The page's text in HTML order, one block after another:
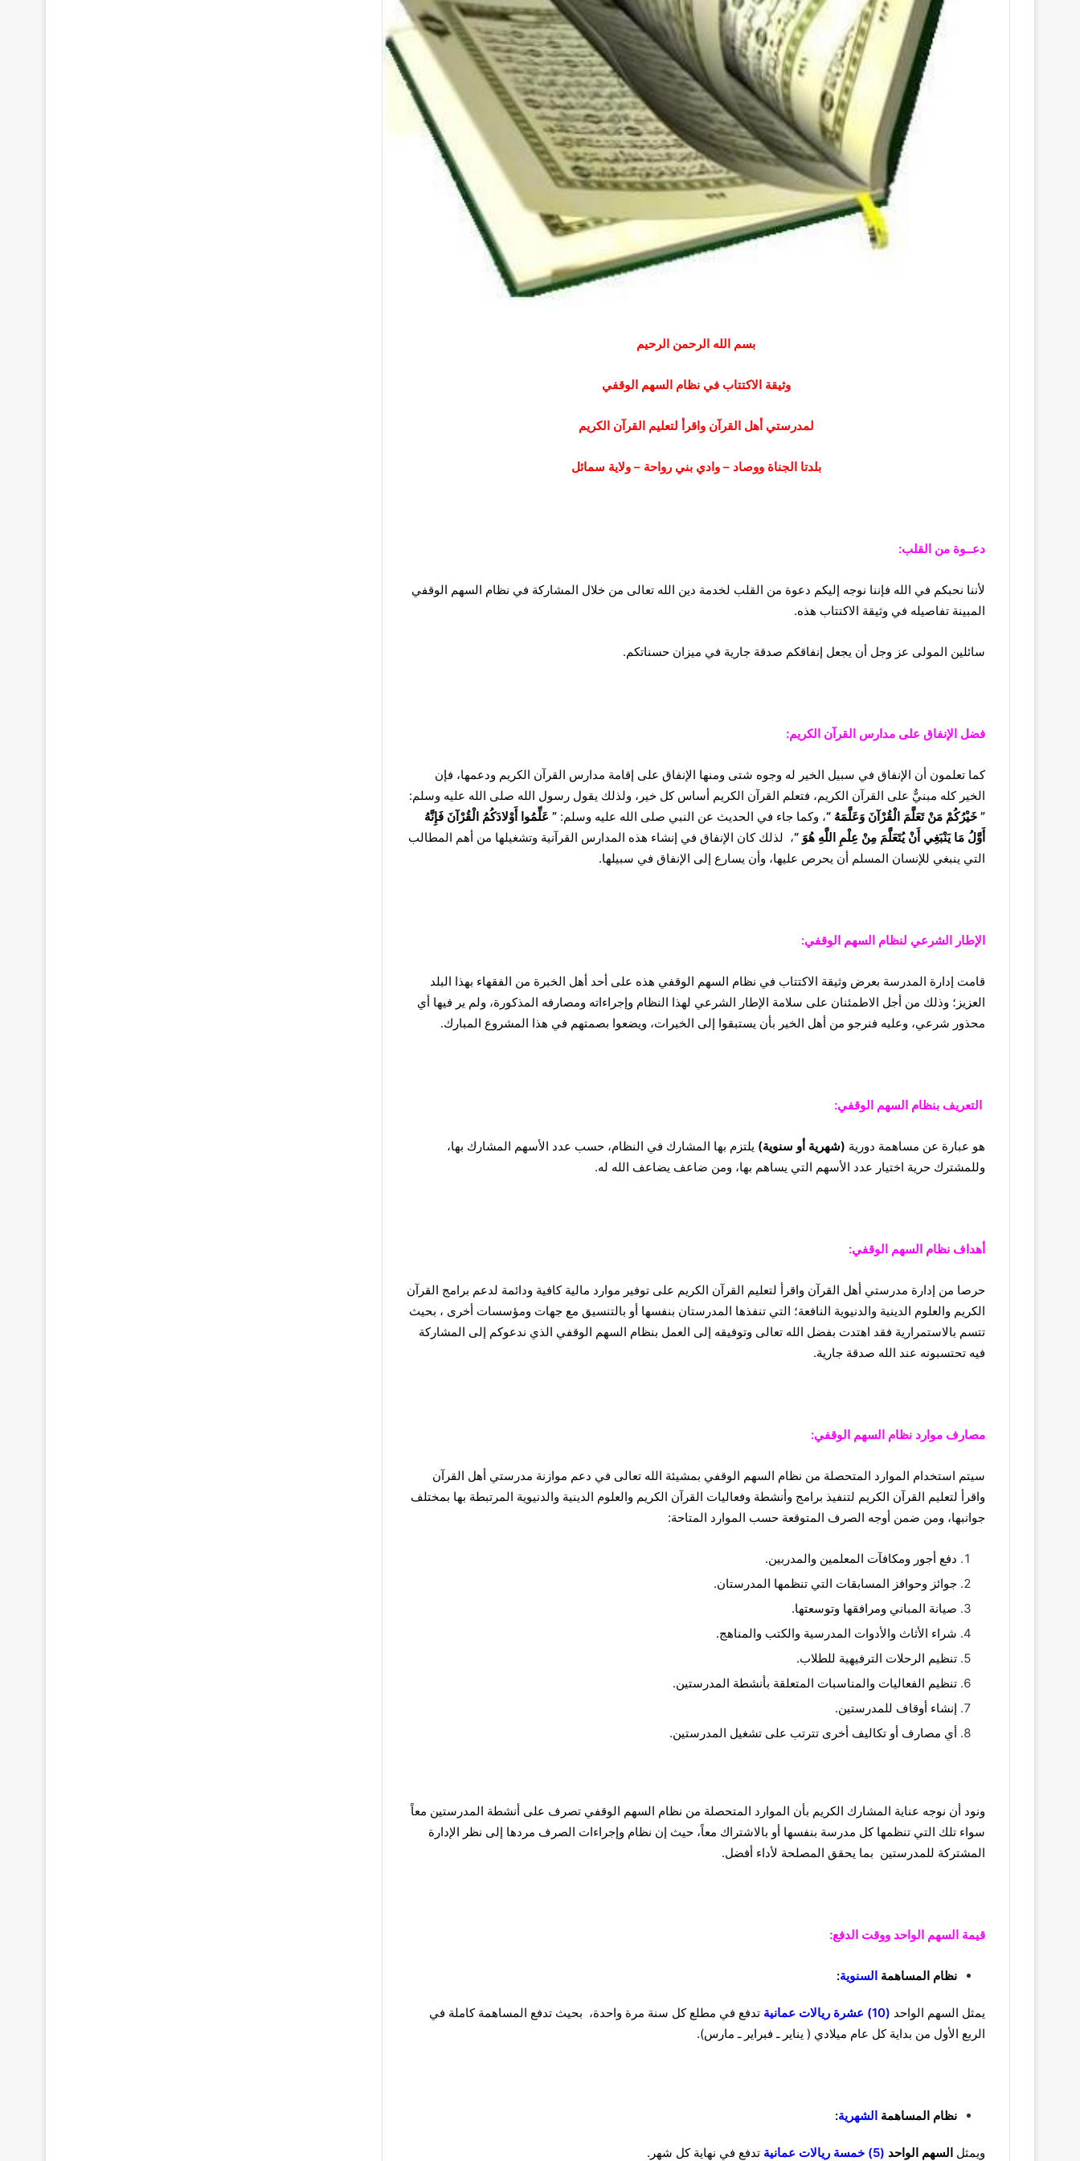
بسم الله الرحمن الرحيم
وثيقة الاكتتاب في نظام السهم الوقفي
لمدرستي أهل القرآن واقرأ لتعليم القرآن الكريم
بلدتا الجناة ووصاد – وادي بني رواحة – ولاية سمائل
دعــوة من القلب:
لأننا نحبكم في الله فإننا نوجه إليكم دعوة من القلب لخدمة دين الله تعالى من خلال المشاركة في نظام السهم الوقفي
المبينة تفاصيله في وثيقة الاكتتاب هذه.
سائلين المولى عز وجل أن يجعل إنفاقكم صدقة جارية في ميزان حسناتكم.
فضل الإنفاق على مدارس القرآن الكريم:
كما تعلمون أن الإنفاق في سبيل الخير له وجوه شتى ومنها الإنفاق على إقامة مدارس القرآن الكريم ودعمها، فإن
الخير كله مبنيٌّ على القرآن الكريم، فتعلم القرآن الكريم أساس كل خير، ولذلك يقول رسول الله صلى الله عليه وسلم:
” خَيْرُكُمْ مَنْ تَعَلَّمَ الْقُرْآنَ وَعَلَّمَهُ “، وكما جاء في الحديث عن النبي صلى الله عليه وسلم: ” عَلِّمُوا أَوْلادَكُمُ الْقُرْآنَ فَإِنَّهُ
أَوَّلُ مَا يَنْبَغِي أَنْ يُتَعَلَّمَ مِنْ عِلْمِ اللَّهِ هُوَ “، لذلك كان الإنفاق في إنشاء هذه المدارس القرآنية وتشغيلها من أهم المطالب
التي ينبغي للإنسان المسلم أن يحرص عليها، وأن يسارع إلى الإنفاق في سبيلها.
الإطار الشرعي لنظام السهم الوقفي:
قامت إدارة المدرسة بعرض وثيقة الاكتتاب في نظام السهم الوقفي هذه على أحد أهل الخبرة من الفقهاء بهذا البلد
العزيز؛ وذلك من أجل الاطمئنان على سلامة الإطار الشرعي لهذا النظام وإجراءاته ومصارفه المذكورة، ولم ير فيها أي
محذور شرعي، وعليه فنرجو من أهل الخير بأن يستبقوا إلى الخيرات، ويضعوا بصمتهم في هذا المشروع المبارك.
التعريف بنظام السهم الوقفي:
هو عبارة عن مساهمة دورية (شهرية أو سنوية) يلتزم بها المشارك في النظام، حسب عدد الأسهم المشارك بها،
وللمشترك حرية اختيار عدد الأسهم التي يساهم بها، ومن ضاعف يضاعف الله له.
أهداف نظام السهم الوقفي:
حرصا من إدارة مدرستي أهل القرآن واقرأ لتعليم القرآن الكريم على توفير موارد مالية كافية ودائمة لدعم برامج القرآن
الكريم والعلوم الدينية والدنيوية النافعة؛ التي تنفذها المدرستان بنفسها أو بالتنسيق مع جهات ومؤسسات أخرى ، بحيث
تتسم بالاستمرارية فقد اهتدت بفضل الله تعالى وتوفيقه إلى العمل بنظام السهم الوقفي الذي ندعوكم إلى المشاركة
فيه تحتسبونه عند الله صدقة جارية.
مصارف موارد نظام السهم الوقفي:
سيتم استخدام الموارد المتحصلة من نظام السهم الوقفي بمشيئة الله تعالى في دعم موازنة مدرستي أهل القرآن
واقرأ لتعليم القرآن الكريم لتنفيذ برامج وأنشطة وفعاليات القرآن الكريم والعلوم الدينية والدنيوية المرتبطة بها بمختلف
جوانبها، ومن ضمن أوجه الصرف المتوقعة حسب الموارد المتاحة:
دفع أجور ومكافآت المعلمين والمدربين.
جوائز وحوافز المسابقات التي تنظمها المدرستان.
صيانة المباني ومرافقها وتوسعتها.
شراء الأثاث والأدوات المدرسية والكتب والمناهج.
تنظيم الرحلات الترفيهية للطلاب.
تنظيم الفعاليات والمناسبات المتعلقة بأنشطة المدرستين.
إنشاء أوقاف للمدرستين.
أي مصارف أو تكاليف أخرى تترتب على تشغيل المدرستين.
ونود أن نوجه عناية المشارك الكريم بأن الموارد المتحصلة من نظام السهم الوقفي تصرف على أنشطة المدرستين معاً
سواء تلك التي تنظمها كل مدرسة بنفسها أو بالاشتراك معاً، حيث إن نظام وإجراءات الصرف مردها إلى نظر الإدارة
المشتركة للمدرستين بما يحقق المصلحة لأداء أفضل.
قيمة السهم الواحد ووقت الدفع:
نظام المساهمة السنوية:
يمثل السهم الواحد (10) عشرة ريالات عمانية
تدفع في مطلع كل سنة مرة واحدة، بحيث تدفع المساهمة كاملة في
الربع الأول من بداية كل عام ميلادي ( يناير ـ فبراير ـ مارس).
نظام المساهمة الشهرية:
ويمثل السهم الواحد (5) خمسة ريالات عمانية تدفع في نهاية كل شهر.